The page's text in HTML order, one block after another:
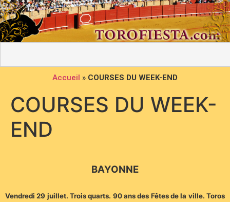
Accueil » COURSES DU WEEK-END
COURSES DU WEEK-
END
BAYONNE
Vendredi 29 juillet. Trois quarts. 90 ans des Fêtes de la ville. Toros